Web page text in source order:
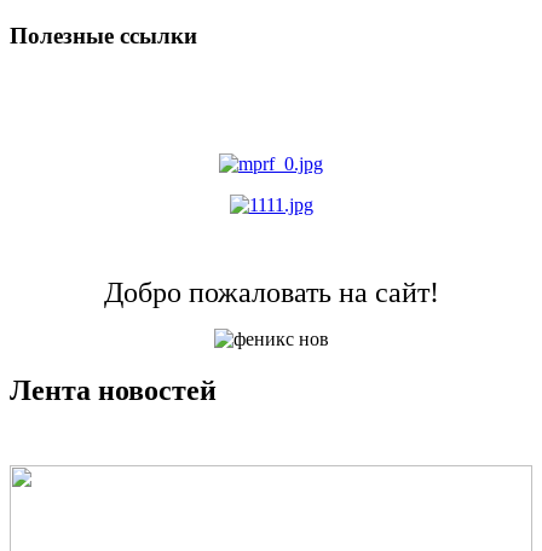
Полезные ссылки
Добро пожаловать на сайт!
Лента новостей